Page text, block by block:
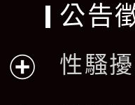
公告
性騷